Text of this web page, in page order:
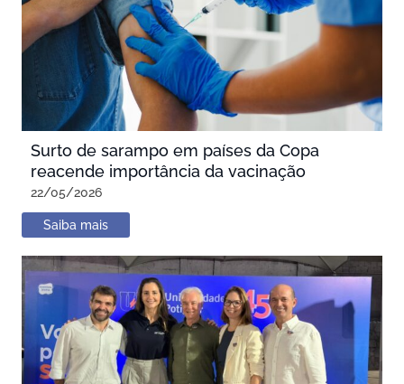
Surto de sarampo em países da Copa
reacende importância da vacinação
22/05/2026
Saiba mais